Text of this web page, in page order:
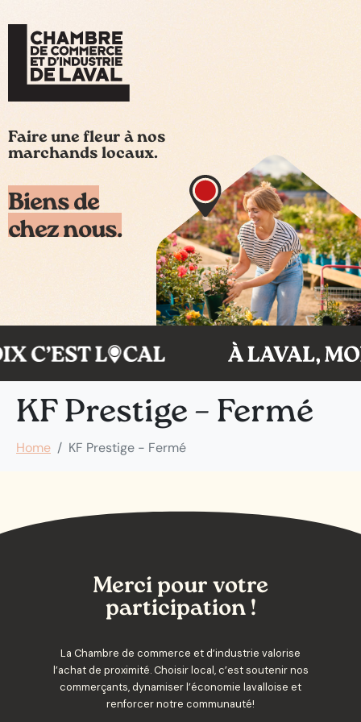
Faire une fleur à nos
marchands locaux.
Biens de
chez nous.
KF Prestige – Fermé
Home KF Prestige - Fermé
Merci pour votre
participation !
La Chambre de commerce et d’industrie valorise
l’achat de proximité. Choisir local, c’est soutenir nos
commerçants, dynamiser l’économie lavalloise et
renforcer notre communauté!